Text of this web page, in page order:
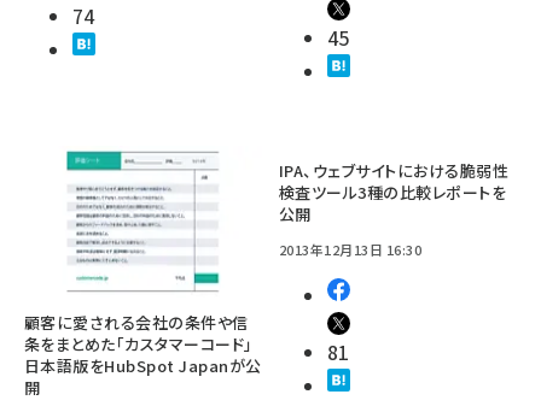
74
45
顧客に愛される会社の条件や信
条をまとめた「カスタマーコード」
日本語版をHubSpot Japanが公
開
IPA、ウェブサイトにおける脆弱性
検査ツール3種の比較レポートを
公開
2013年12月13日 16:30
81